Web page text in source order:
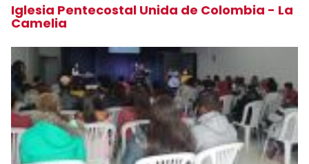
Iglesia Pentecostal Unida de Colombia - La
Camelia